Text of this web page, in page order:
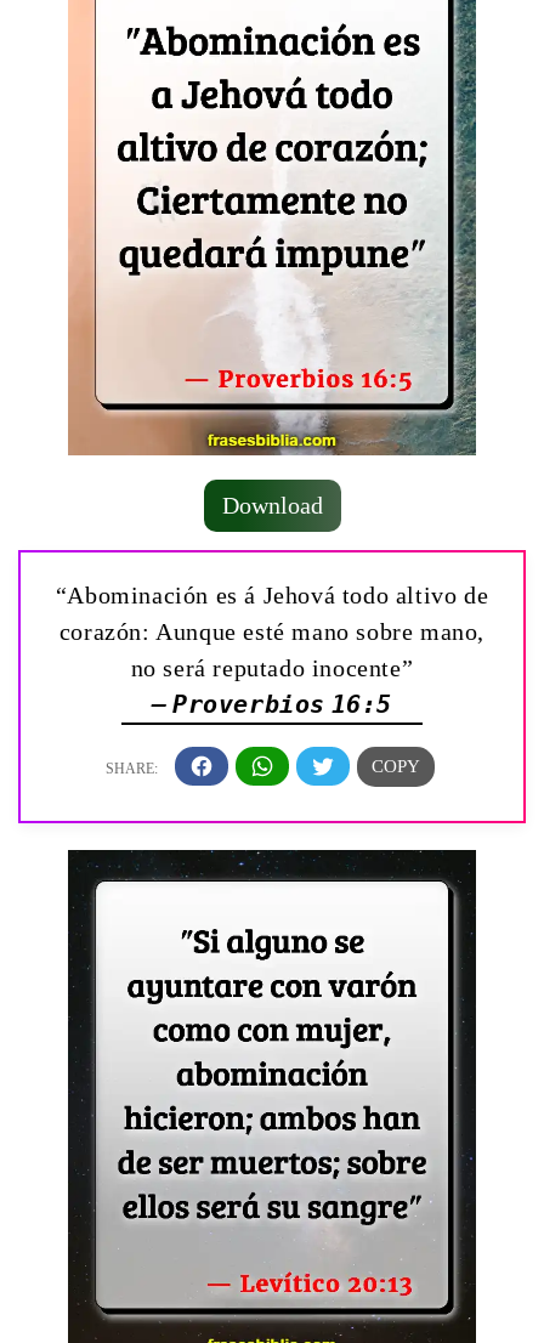
Download
“Abominación es á Jehová todo altivo de
corazón: Aunque esté mano sobre mano,
no será reputado inocente”
— Proverbios 16:5